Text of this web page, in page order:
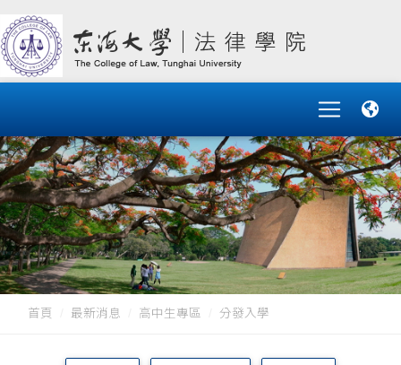
首頁 最新消息 高中生專區 分發入學